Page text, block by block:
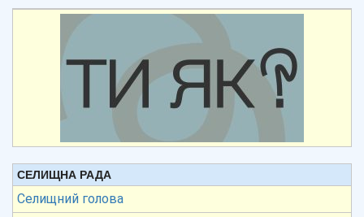
СЕЛИЩНА РАДА
Селищний голова